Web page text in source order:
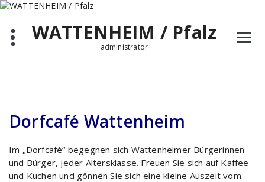
Zum
springenWATTENHEIM / Pfalz
administrator
Dorfcafé Wattenheim
Im „Dorfcafé“ begegnen sich Wattenheimer Bürgerinnen
und Bürger, jeder Altersklasse. Freuen Sie sich auf Kaffee
und Kuchen und gönnen Sie sich eine kleine Auszeit vom